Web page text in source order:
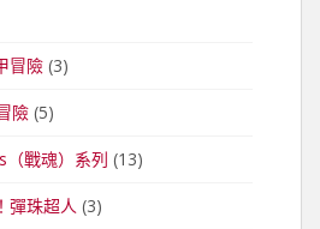
冒險(3)
險(5)
戰魂）系列 (13)
彈珠超人 (3)